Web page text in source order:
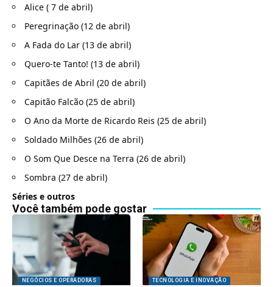
Alice ( 7 de abril)
Peregrinação (12 de abril)
A Fada do Lar (13 de abril)
Quero-te Tanto! (13 de abril)
Capitães de Abril (20 de abril)
Capitão Falcão (25 de abril)
O Ano da Morte de Ricardo Reis (25 de abril)
Soldado Milhões (26 de abril)
O Som Que Desce na Terra (26 de abril)
Sombra (27 de abril)
Séries e outros
Você também pode gostar
NEGÓCIOS E OPERADORAS TECNOLOGIA E INOVAÇÃO